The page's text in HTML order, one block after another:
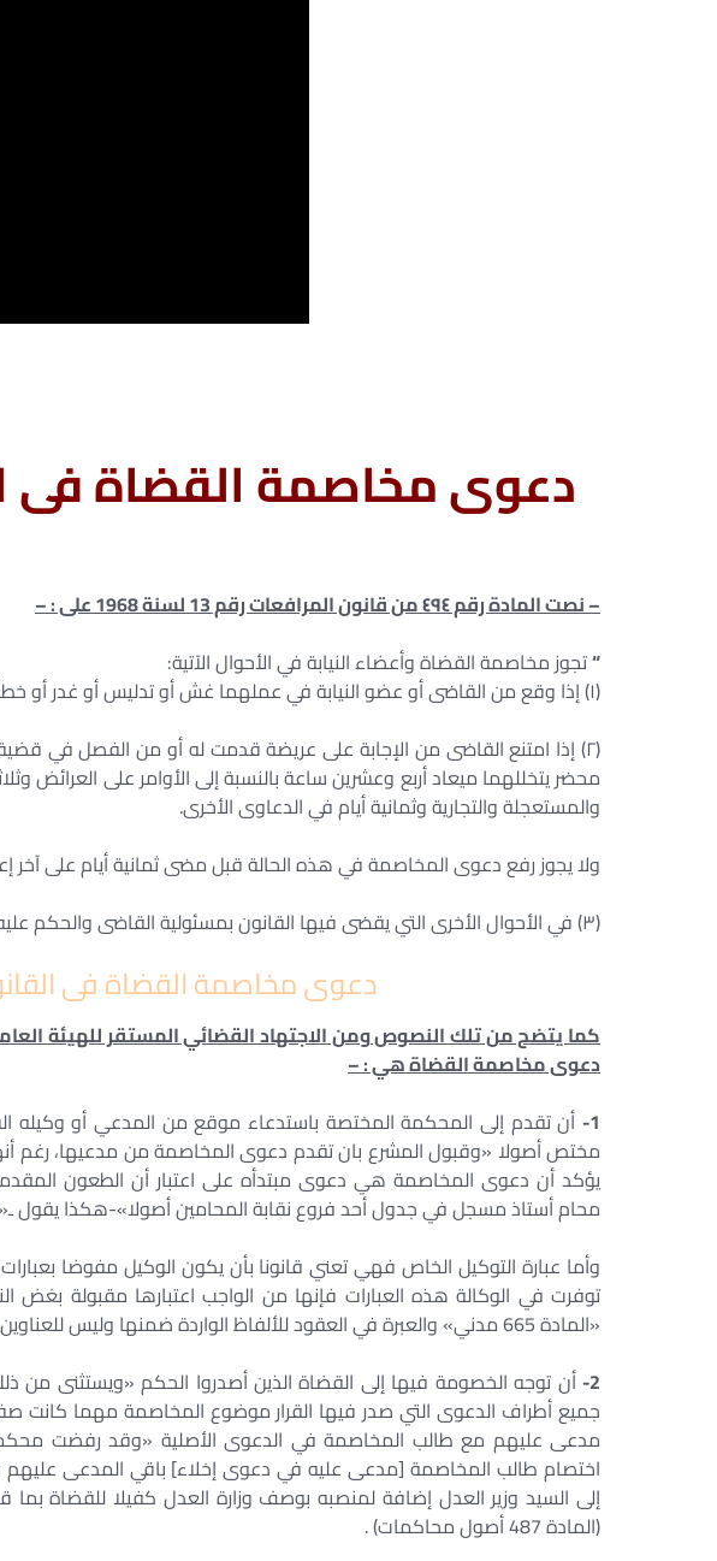
دعوى مخاصمة القضاة فى
– نصت المادة رقم ٤٩٤ من قانون المرافعات رقم 13 لسنة 1968 على : –
“تجوز مخاصمة القضاة وأعضاء النيابة في الأحوال الآتية:
(١) إذا وقع من القاضى أو عضو النيابة في عملهما غش أو تدليس أو غدر أو خطأ مهنى جسيم.
(٢) إذا امتنع القاضى من الإجابة على عريضة قدمت له أو من الفصل في
محضر يتخللهما ميعاد أربع وعشرين ساعة بالنسبة إلى الأوامر على العرائض
والمستعجلة والتجارية وثمانية أيام في الدعاوى الأخرى.
ولا يجوز رفع دعوى المخاصمة في هذه الحالة قبل مضى ثمانية أيام على آخر
(٣) في الأحوال الأخرى التي يقضى فيها القانون بمسئولية القاضى والحكم عليه بالتعويضات
دعوى مخاصمة القضاة فى
كما يتضح من تلك النصوص ومن الاجتهاد القضائي المستقر للهيئة
دعوى مخاصمة القضاة هي : –
1- أن تقدم إلى المحكمة المختصة باستدعاء موقع من المدعي أو وكيله
مختص أصولا «وقبول المشرع بان تقدم دعوى المخاصمة من مدعيها، رغم
يؤكد أن دعوى المخاصمة هي دعوى مبتدأه على اعتبار أن الطعون
محام أستاذ مسجل في جدول أحد فروع نقابة المحامين أصولا»-هكذا يقول
وأما عبارة التوكيل الخاص فهي تعني قانونا بأن يكون الوكيل مفوضا
توفرت في الوكالة هذه العبارات فإنها من الواجب اعتبارها مقبولة بغض
«المادة 665 مدني» والعبرة في العقود للألفاظ الواردة ضمنها وليس للعناوين التي تحملها.
2- أن توجه الخصومة فيها إلى القضاة الذين أصدروا الحكم «ويستثنى من
جميع أطراف الدعوى التي صدر فيها القرار موضوع المخاصمة مهما كانت
مدعى عليهم مع طالب المخاصمة في الدعوى الأصلية «وقد رفضت
اختصام طالب المخاصمة [مدعى عليه في دعوى إخلاء] باقي المدعى
إلى السيد وزير العدل إضافة لمنصبه بوصف وزارة العدل كفيلا للقضاة
(المادة 487 أصول محاكمات) .